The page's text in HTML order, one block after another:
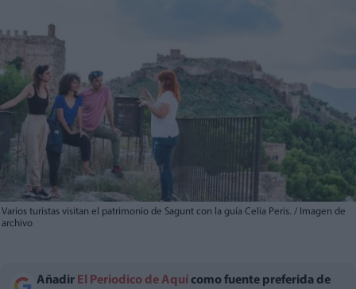
Varios turistas visitan el patrimonio de Sagunt con la guía Celia Peris. / Imagen de
archivo
Añadir El Periodico de Aquí como fuente preferida de